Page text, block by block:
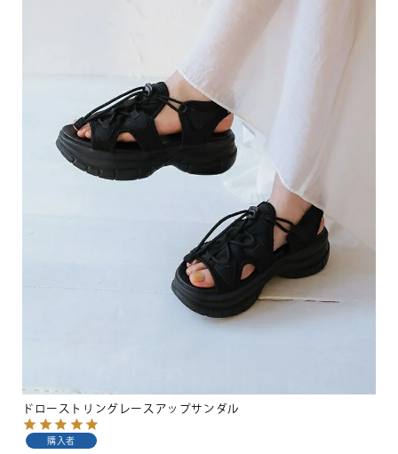
ドローストリングレースアップサンダル
購入者